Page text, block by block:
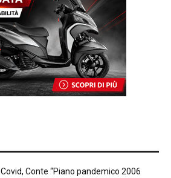
Covid, Conte “Piano pandemico 2006